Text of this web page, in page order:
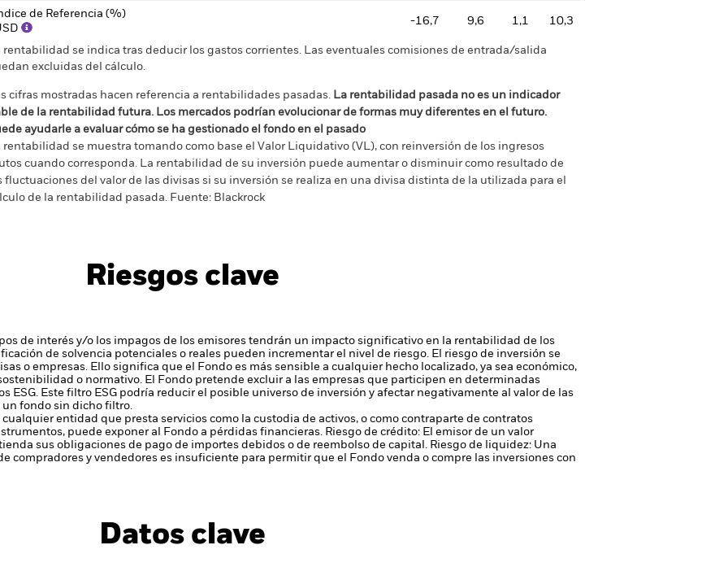
de Referencia (%)
-16,7 9,6 1,1 10,3
rentabilidad se indica tras deducir los gastos corrientes. Las eventuales comisiones de entrada/salida
excluidas del cálculo.
cifras mostradas hacen referencia a rentabilidades pasadas. La rentabilidad pasada no es un indicador
de la rentabilidad futura. Los mercados podrían evolucionar de formas muy diferentes en el futuro.
ayudarle a evaluar cómo se ha gestionado el fondo en el pasado
rentabilidad se muestra tomando como base el Valor Liquidativo (VL), con reinversión de los ingresos
cuando corresponda. La rentabilidad de su inversión puede aumentar o disminuir como resultado de
fluctuaciones del valor de las divisas si su inversión se realiza en una divisa distinta de la utilizada para el
de la rentabilidad pasada. Fuente: Blackrock
Riesgos clave
de interés y/o los impagos de los emisores tendrán un impacto significativo en la rentabilidad de los
de solvencia potenciales o reales pueden incrementar el nivel de riesgo. El riesgo de inversión se
o empresas. Ello significa que el Fondo es más sensible a cualquier hecho localizado, ya sea económico,
o normativo. El Fondo pretende excluir a las empresas que participen en determinadas
ESG. Este filtro ESG podría reducir el posible universo de inversión y afectar negativamente al valor de las
un fondo sin dicho filtro.
entidad que presta servicios como la custodia de activos, o como contraparte de contratos
puede exponer al Fondo a pérdidas financieras. Riesgo de crédito: El emisor de un valor
sus obligaciones de pago de importes debidos o de reembolso de capital. Riesgo de liquidez: Una
compradores y vendedores es insuficiente para permitir que el Fondo venda o compre las inversiones con
Datos clave